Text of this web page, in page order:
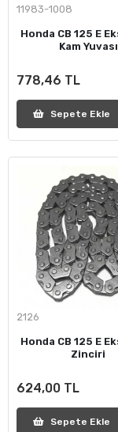
11983-1008
Honda CB 125 E
Kam Yuvası
778,46 TL
Sepete Ekle
2126
Honda CB 125 E
Zinciri
624,00 TL
Sepete Ekle